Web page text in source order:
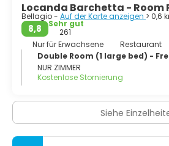
Locanda Barchetta - Room
Bellagio - Auf der Karte anzeigen > 0,6
8,8
Sehr gut
261
Nur für Erwachsene
Restaurant
Double Room (1 large bed) -
NUR ZIMMER
Kostenlose Stornierung
Siehe